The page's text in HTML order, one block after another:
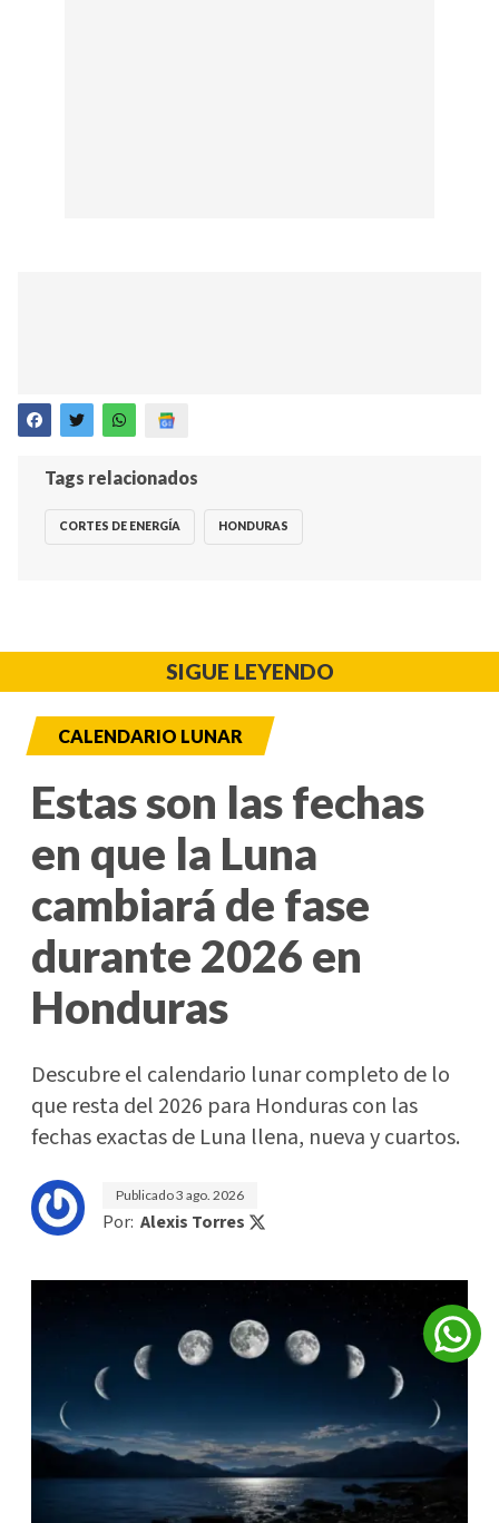
Tags relacionados
CORTES DE ENERGÍA HONDURAS
SIGUE LEYENDO
CALENDARIO LUNAR
Estas son las fechas
en que la Luna
cambiará de fase
durante 2026 en
Honduras
Descubre el calendario lunar completo de lo
que resta del 2026 para Honduras con las
fechas exactas de Luna llena, nueva y cuartos.
Publicado3 ago. 2026
Por: Alexis Torres